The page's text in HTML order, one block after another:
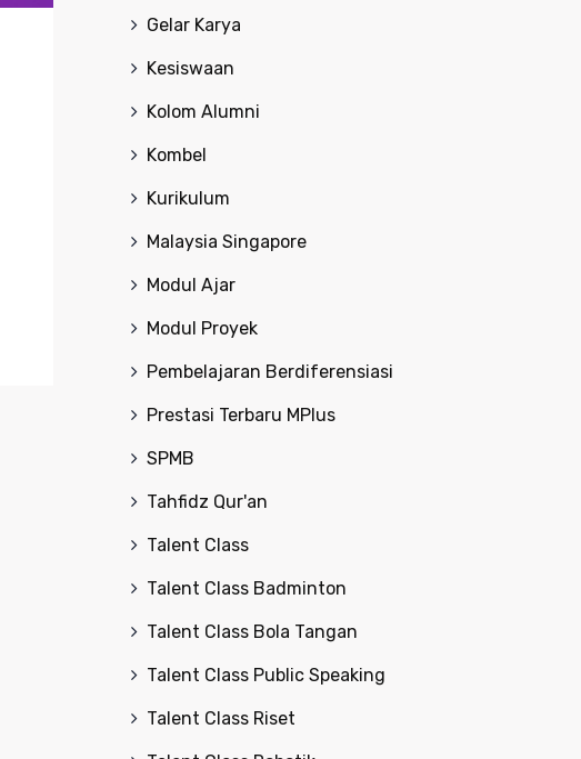
Gelar Karya
Kesiswaan
Kolom Alumni
Kombel
Kurikulum
Malaysia Singapore
Modul Ajar
Modul Proyek
Pembelajaran Berdiferensiasi
Prestasi Terbaru MPlus
SPMB
Tahfidz Qur'an
Talent Class
Talent Class Badminton
Talent Class Bola Tangan
Talent Class Public Speaking
Talent Class Riset